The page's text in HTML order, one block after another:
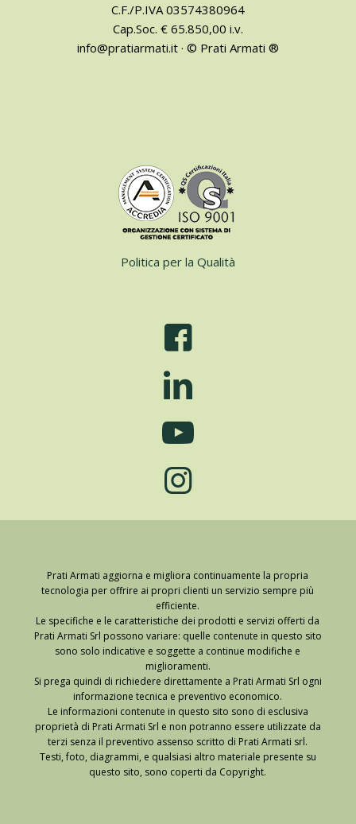
C.F./P.IVA 03574380964
Cap.Soc. € 65.850,00 i.v.
info@pratiarmati.it · © Prati Armati ®
Politica per la Qualità
Prati Armati aggiorna e migliora continuamente la propria
tecnologia per offrire ai propri clienti un servizio sempre più
efficiente.
Le specifiche e le caratteristiche dei prodotti e servizi offerti da
Prati Armati Srl possono variare: quelle contenute in questo sito
sono solo indicative e soggette a continue modifiche e
miglioramenti.
Si prega quindi di richiedere direttamente a Prati Armati Srl ogni
informazione tecnica e preventivo economico.
Le informazioni contenute in questo sito sono di esclusiva
proprietà di Prati Armati Srl e non potranno essere utilizzate da
terzi senza il preventivo assenso scritto di Prati Armati srl.
Testi, foto, diagrammi, e qualsiasi altro materiale presente su
questo sito, sono coperti da Copyright.